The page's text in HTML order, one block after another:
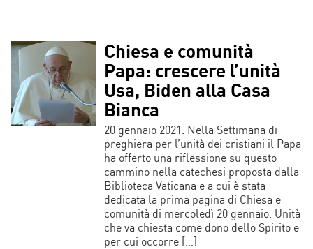
Chiesa e comunità
Papa: crescere l’unità
Usa, Biden alla Casa
Bianca
20 gennaio 2021. Nella Settimana di
preghiera per l’unità dei cristiani il Papa
ha offerto una riflessione su questo
cammino nella catechesi proposta dalla
Biblioteca Vaticana e a cui è stata
dedicata la prima pagina di Chiesa e
comunità di mercoledì 20 gennaio. Unità
che va chiesta come dono dello Spirito e
per cui occorre […]